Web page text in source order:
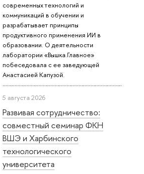
современных технологий и
коммуникаций в обучении и
разрабатывает принципы
продуктивного применения ИИ в
образовании. О деятельности
лаборатории «Вышка.Главное»
побеседовала с ее заведующей
Анастасией Капузой.
5 августа 2026
Развивая сотрудничество:
совместный семинар ФКН
ВШЭ и Харбинского
технологического
университета